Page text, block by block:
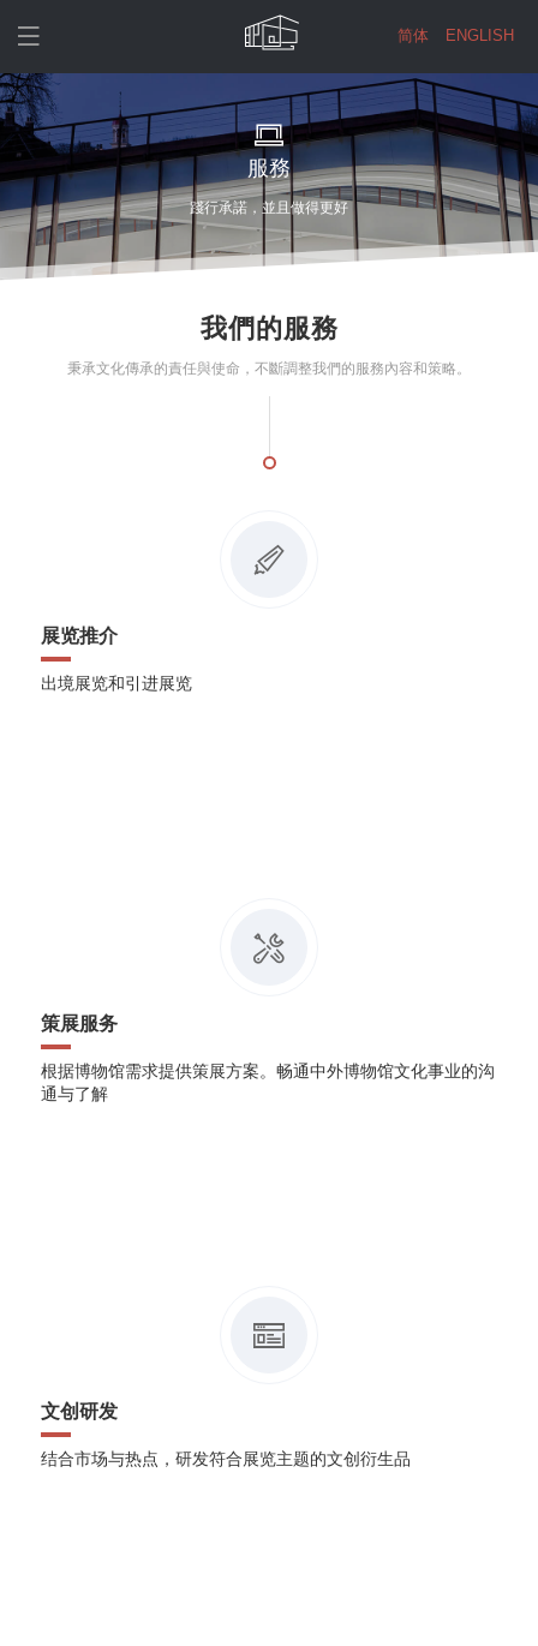
 简体 ENGLISH
服務
踐行承諾，並且做得更好
我們的服務
秉承文化傳承的責任與使命，不斷調整我們的服務內容和策略。
展览推介
出境展览和引进展览
策展服务
根据博物馆需求提供策展方案。畅通中外博物馆文化事业的沟
通与了解
文创研发
结合市场与热点，研发符合展览主题的文创衍生品